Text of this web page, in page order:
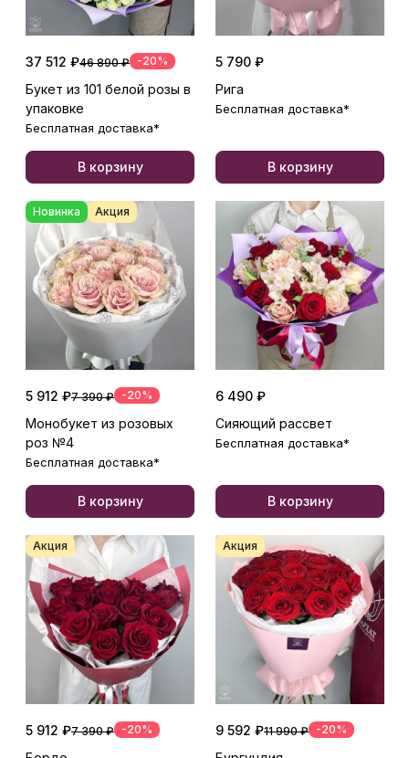
37 512 ₽46 890 ₽ -20%
Букет из 101 белой розы в
упаковке
Бесплатная доставка*
В корзину
5 790 ₽
Рига
Бесплатная доставка*
В корзину
Новинка Акция
5 912 ₽7 390 ₽ -20%
Монобукет из розовых
роз №4
Бесплатная доставка*
В корзину
6 490 ₽
Сияющий рассвет
Бесплатная доставка*
В корзину
Акция
5 912 ₽7 390 ₽ -20%
Акция
9 592 ₽11 990 ₽ -20%